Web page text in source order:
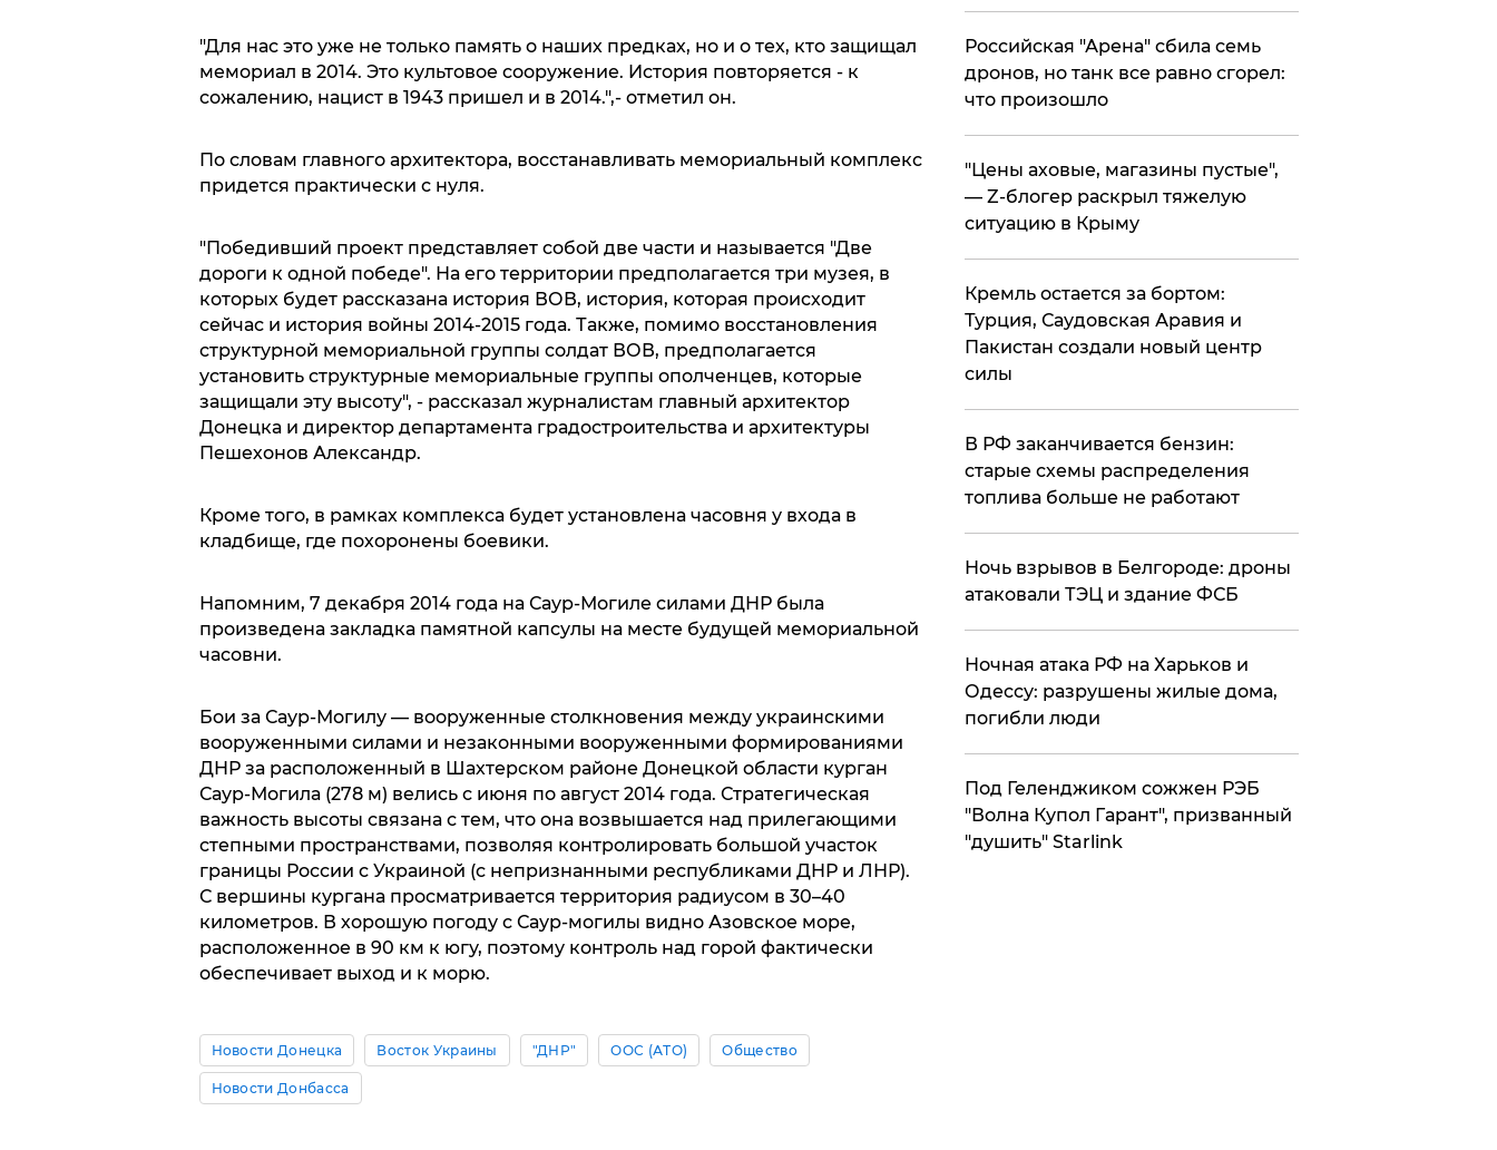
"Для нас это уже не только память о наших предках, но и о тех, кто защищал
мемориал в 2014. Это культовое сооружение. История повторяется - к
сожалению, нацист в 1943 пришел и в 2014.",- отметил он.
По словам главного архитектора, восстанавливать мемориальный комплекс
придется практически с нуля.
"Победивший проект представляет собой две части и называется "Две
дороги к одной победе". На его территории предполагается три музея, в
которых будет рассказана история ВОВ, история, которая происходит
сейчас и история войны 2014-2015 года. Также, помимо восстановления
структурной мемориальной группы солдат ВОВ, предполагается
установить структурные мемориальные группы ополченцев, которые
защищали эту высоту", - рассказал журналистам главный архитектор
Донецка и директор департамента градостроительства и архитектуры
Пешехонов Александр.
Кроме того, в рамках комплекса будет установлена часовня у входа в
кладбище, где похоронены боевики.
Напомним, 7 декабря 2014 года на Саур-Могиле силами ДНР была
произведена закладка памятной капсулы на месте будущей мемориальной
часовни.
Бои за Саур-Могилу — вооруженные столкновения между украинскими
вооруженными силами и незаконными вооруженными формированиями
ДНР за расположенный в Шахтерском районе Донецкой области курган
Саур-Могила (278 м) велись с июня по август 2014 года. Стратегическая
важность высоты связана с тем, что она возвышается над прилегающими
степными пространствами, позволяя контролировать большой участок
границы России с Украиной (с непризнанными республиками ДНР и ЛНР).
С вершины кургана просматривается территория радиусом в 30–40
километров. В хорошую погоду с Саур-могилы видно Азовское море,
расположенное в 90 км к югу, поэтому контроль над горой фактически
обеспечивает выход и к морю.
Новости Донецка Восток Украины "ДНР" ООС (АТО) Общество
Новости Донбасса
​Российская "Арена" сбила семь
дронов, но танк все равно сгорел:
что произошло
​"Цены аховые, магазины пустые",
— Z-блогер раскрыл тяжелую
ситуацию в Крыму
​Кремль остается за бортом:
Турция, Саудовская Аравия и
Пакистан создали новый центр
силы
​В РФ заканчивается бензин:
старые схемы распределения
топлива больше не работают
​Ночь взрывов в Белгороде: дроны
атаковали ТЭЦ и здание ФСБ
​Ночная атака РФ на Харьков и
Одессу: разрушены жилые дома,
погибли люди
Под Геленджиком сожжен РЭБ
"Волна Купол Гарант", призванный
"душить" Starlink